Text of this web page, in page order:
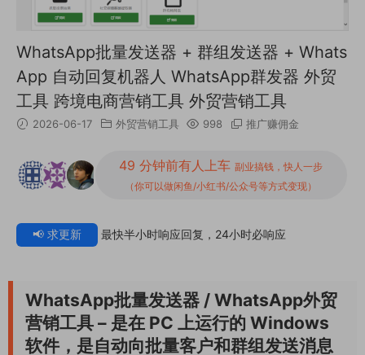
WhatsApp批量发送器 + 群组发送器 + Whats
App 自动回复机器人 WhatsApp群发器 外贸
工具 跨境电商营销工具 外贸营销工具
2026-06-17 外贸营销工具 998 推广赚佣金
49 分钟前有人上车副业搞钱，快人一步
（你可以做闲鱼/小红书/公众号等方式变现）
📢 求更新 最快半小时响应回复，24小时必响应
WhatsApp批量发送器 / WhatsApp外贸
营销工具 – 是在 PC 上运行的 Windows
软件，是自动向批量客户和群组发送消息